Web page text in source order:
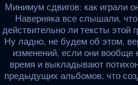
Минимум сдвигов: как играли
Наверняка все слышали,
действительно ли тексты этой
Ну ладно, не будем об этом,
изменений, если они вообще
время и выкладывают
предыдущих альбомов, что